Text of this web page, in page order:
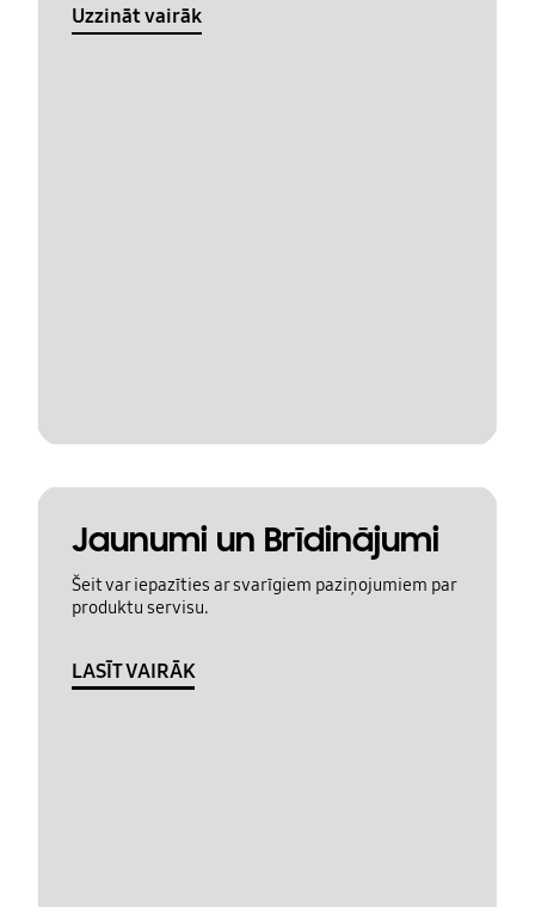
Uzzināt vairāk
Jaunumi un Brīdinājumi
Šeit var iepazīties ar svarīgiem paziņojumiem par
produktu servisu.
LASĪT VAIRĀK